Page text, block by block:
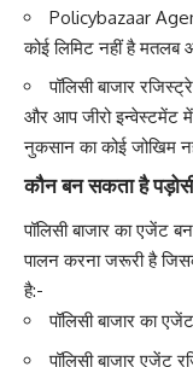
Policybazaar
कोई लिमिट नहीं है मतलब
पॉलिसी बाजार
और आप जीरो इन्वेस्टमेंट
नुकसान का कोई जोखिम
कौन बन सकता है
पॉलिसी बाजार का एजेंट
पालन करना जरूरी है
है:-
पॉलिसी बाजार का
पॉलिसी बाजार एजेंट